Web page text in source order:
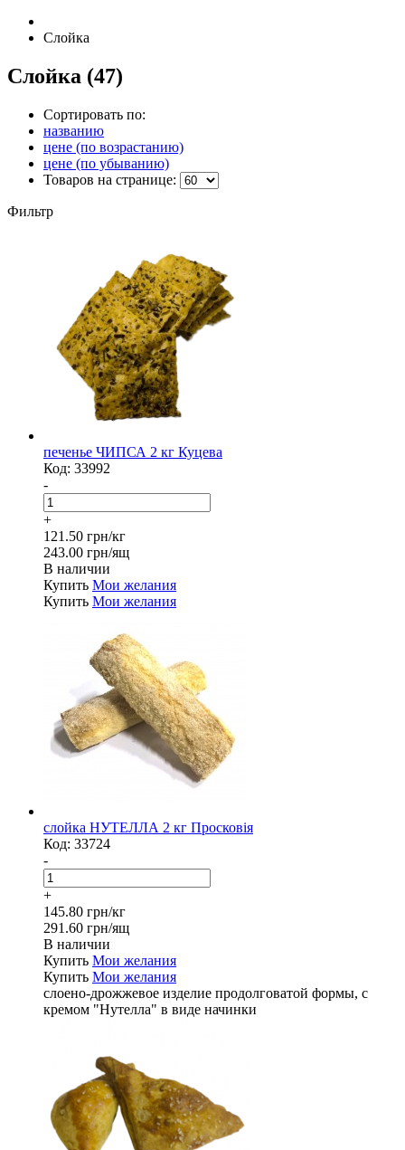
Слойка
Слойка (47)
Сортировать по:
названию
цене (по возрастанию)
цене (по убыванию)
Товаров на странице:
Фильтр
печенье ЧИПСА 2 кг Куцева
Код: 33992
-
+
121.50 грн/кг
243.00 грн/ящ
В наличии
Купить Мои желания
Купить Мои желания
слойка НУТЕЛЛА 2 кг Просковія
Код: 33724
-
+
145.80 грн/кг
291.60 грн/ящ
В наличии
Купить Мои желания
Купить Мои желания
слоено-дрожжевое изделие продолговатой формы, с
кремом "Нутелла" в виде начинки